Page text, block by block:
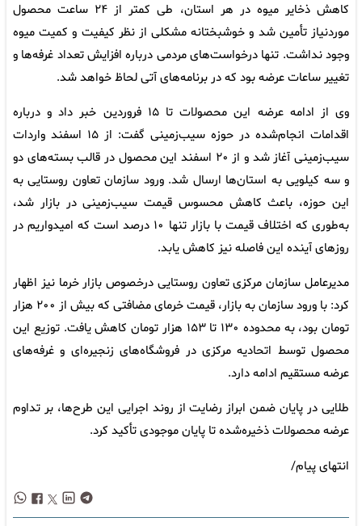
کاهش ذخایر میوه در هر استان، طی کمتر از ۲۴ ساعت محصول
موردنیاز تأمین شد و خوشبختانه مشکلی از نظر کیفیت و کمیت میوه
وجود نداشت. تنها درخواست‌های مردمی درباره افزایش تعداد غرفه‌ها و
تغییر ساعات عرضه بود که در برنامه‌های آتی لحاظ خواهد شد.
وی از ادامه عرضه این محصولات تا ۱۵ فروردین خبر داد و درباره
اقدامات انجام‌شده در حوزه سیب‌زمینی گفت: از ۱۵ اسفند واردات
سیب‌زمینی آغاز شد و از ۲۰ اسفند این محصول در قالب بسته‌های دو
و سه کیلویی به استان‌ها ارسال شد. ورود سازمان تعاون روستایی به
این حوزه، باعث کاهش محسوس قیمت سیب‌زمینی در بازار شد،
به‌طوری که اختلاف قیمت با بازار تنها ۱۰ درصد است که امیدواریم در
روزهای آینده این فاصله نیز کاهش یابد.
مدیرعامل سازمان مرکزی تعاون روستایی درخصوص بازار خرما نیز اظهار
کرد: با ورود سازمان به بازار، قیمت خرمای مضافتی که بیش از ۲۰۰ هزار
تومان بود، به محدوده ۱۳۰ تا ۱۵۳ هزار تومان کاهش یافت. توزیع این
محصول توسط اتحادیه مرکزی در فروشگاه‌های زنجیره‌ای و غرفه‌های
عرضه مستقیم ادامه دارد.
طلایی در پایان ضمن ابراز رضایت از روند اجرایی این طرح‌ها، بر تداوم
عرضه محصولات ذخیره‌شده تا پایان موجودی تأکید کرد.
انتهای پیام/